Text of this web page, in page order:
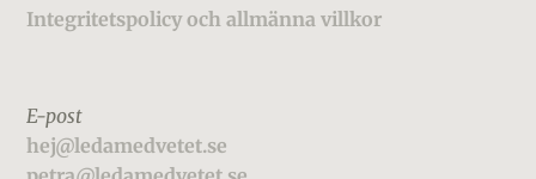
Footer
Integritetspolicy och allmänna villkor
E-post
hej@ledamedvetet.se